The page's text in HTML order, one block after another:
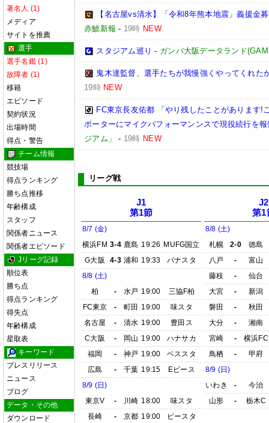
著名人 (1)
メディア
サイトを推薦
選手
選手名鑑 (1)
故障者 (1)
移籍
エピソード
契約状況
出場時間
得点・警告
チーム情報
競技場
得点ランキング
勝ち点推移
年齢構成
スタッフ
関係者ニュース
関係者エピソード
Jリーグ記録
順位表
勝ち点
得点ランキング
得失点
年齢構成
星取表
キーワード
プレスリリース
ニュース
ブログ
データ・その他
ダウンロード
【名古屋vs清水】「令和8年熊本地震」義援金
赤鯱新報 - 19時 NEW
スタジアム巡り - ガンバ大阪データランド
鬼木達監督、選手たちが我慢強くやってくれた
19時 NEW
FC東京長友佑都 「やり残したことがあります!
ポーターにマイクパフォーマンンスで現役続行を報
ジアム」
- 19時 NEW
リーグ戦
J1
第1節
8/7 (金)
横浜FM 3-4 鹿島 19:26 MUFG国立
G大阪
4-3 浦和 19:33
パナスタ
8/8 (土)
柏
- 水戸 19:00
三協F柏
FC東京
- 町田 19:00
味スタ
名古屋
- 清水 19:00
豊田ス
C大阪
- 岡山 19:00
ハナサカ
福岡
- 神戸 19:00
ベススタ
広島
- 千葉 19:15
Eピース
8/9 (日)
東京V
- 川崎 18:00
味スタ
長崎
- 京都 19:00 ピースタ
J2
第1
8/8 (土)
札幌
2-0
徳島
八戸
-
富山
藤枝
-
仙台
大宮
-
新潟
磐田
-
秋田
大分
-
湘南
宮崎
-
横浜FC
鳥栖
-
甲府
8/9 (日)
いわき
-
今治
山形
- 栃木C